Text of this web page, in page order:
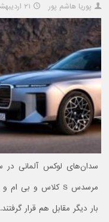
پوریا هاشم پور ۲۱ اردیبهشت ۱۴۰۵ ساعت ۲۰:۵۲
بار دیگر مقابل هم قرار گرفتند.